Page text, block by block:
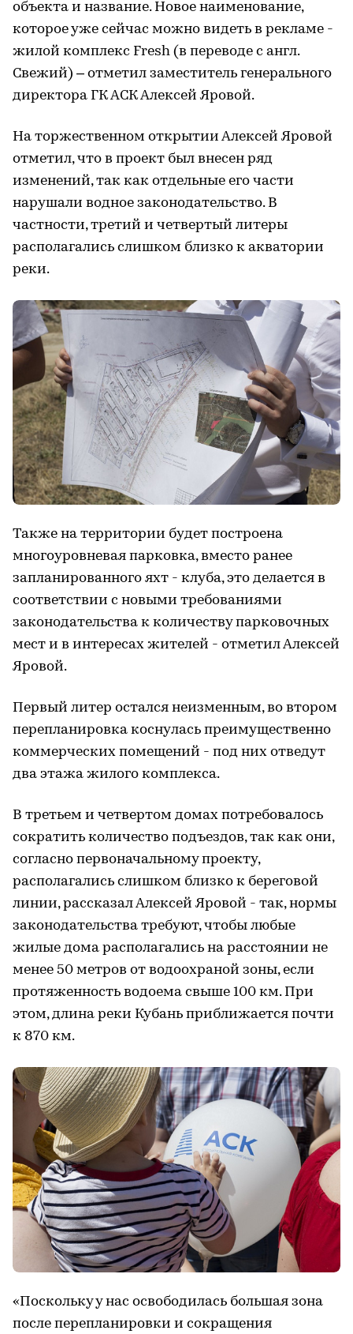
объекта и название. Новое наименование,
которое уже сейчас можно видеть в рекламе -
жилой комплекс Fresh (в переводе с англ.
Свежий) – отметил заместитель генерального
директора ГК АСК Алексей Яровой.
На торжественном открытии Алексей Яровой
отметил, что в проект был внесен ряд
изменений, так как отдельные его части
нарушали водное законодательство. В
частности, третий и четвертый литеры
располагались слишком близко к акватории
реки.
Также на территории будет построена
многоуровневая парковка, вместо ранее
запланированного яхт - клуба, это делается в
соответствии с новыми требованиями
законодательства к количеству парковочных
мест и в интересах жителей - отметил Алексей
Яровой.
Первый литер остался неизменным, во втором
перепланировка коснулась преимущественно
коммерческих помещений - под них отведут
два этажа жилого комплекса.
В третьем и четвертом домах потребовалось
сократить количество подъездов, так как они,
согласно первоначальному проекту,
располагались слишком близко к береговой
линии, рассказал Алексей Яровой - так, нормы
законодательства требуют, чтобы любые
жилые дома располагались на расстоянии не
менее 50 метров от водоохраной зоны, если
протяженность водоема свыше 100 км. При
этом, длина реки Кубань приближается почти
к 870 км.
«Поскольку у нас освободилась большая зона
после перепланировки и сокращения